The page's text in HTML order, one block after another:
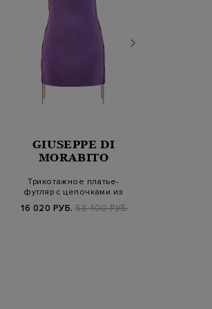
GIUSEPPE DI
MORABITO
Трикотажное платье-
футляр с цепочками из
16 020 РУБ. 53 400 РУБ.